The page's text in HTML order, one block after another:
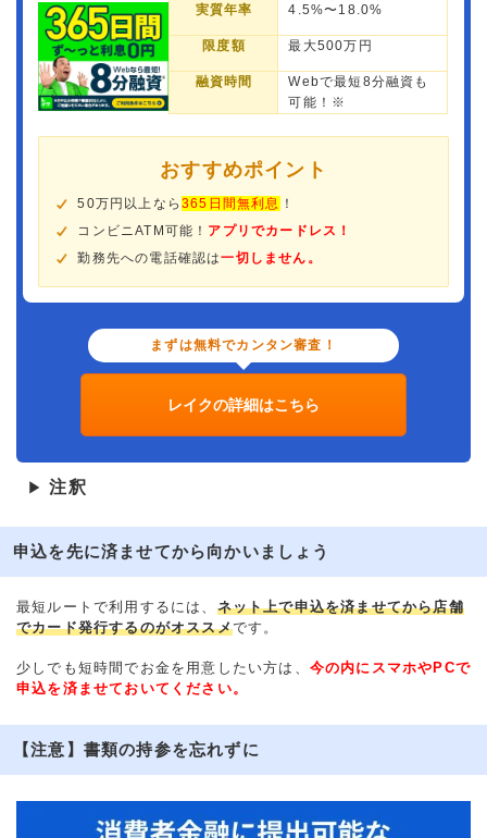
実質年率 4.5%〜18.0%
限度額 最大500万円
融資時間
Webで最短8分融資も
可能！※
おすすめポイント
50万円以上なら365日間無利息 ！
コンビニATM可能！ アプリでカードレス！
勤務先への電話確認は一切しません。
まずは無料でカンタン審査！
レイクの詳細はこちら
▶ 注釈
申込を先に済ませてから向かいましょう
最短ルートで利用するには、 ネット上で申込を済ませてから店舗
でカード発行するのがオススメです。
少しでも短時間でお金を用意したい方は、 今の内にスマホやPCで
申込を済ませておいてください。
【注意】書類の持参を忘れずに